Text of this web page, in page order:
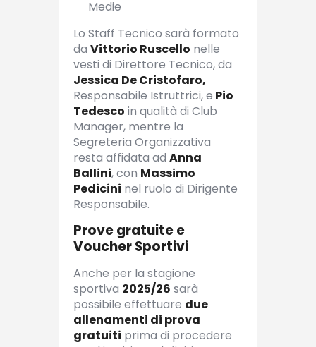
Medie
Lo Staff Tecnico sarà formato
da Vittorio Ruscello nelle
vesti di Direttore Tecnico, da
Jessica De Cristofaro,
Responsabile Istruttrici, e Pio
Tedesco in qualità di Club
Manager, mentre la
Segreteria Organizzativa
resta affidata ad Anna
Ballini, con Massimo
Pedicini nel ruolo di Dirigente
Responsabile.
Prove gratuite e
Voucher Sportivi
Anche per la stagione
sportiva 2025/26 sarà
possibile effettuare due
allenamenti di prova
gratuiti prima di procedere